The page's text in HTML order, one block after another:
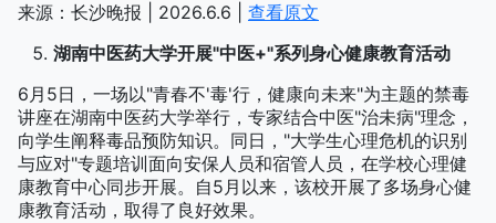
来源：长沙晚报 | 2026.6.6 | 查看原文
湖南中医药大学开展"中医+"系列身心健康教育活动
6月5日，一场以"青春不'毒'行，健康向未来"为主题的禁毒
讲座在湖南中医药大学举行，专家结合中医"治未病"理念，
向学生阐释毒品预防知识。同日，"大学生心理危机的识别
与应对"专题培训面向安保人员和宿管人员，在学校心理健
康教育中心同步开展。自5月以来，该校开展了多场身心健
康教育活动，取得了良好效果。